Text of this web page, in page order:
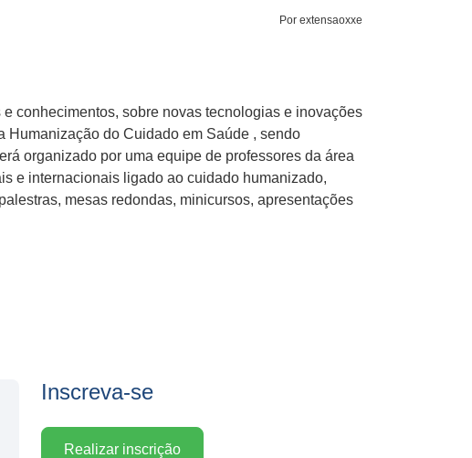
Por extensaoxxe
conhecimentos, sobre novas tecnologias e inovações
Humanização do Cuidado em Saúde , sendo
organizado por uma equipe de professores da área
e internacionais ligado ao cuidado humanizado,
mesas redondas, minicursos, apresentações
Inscreva-se
Realizar inscrição